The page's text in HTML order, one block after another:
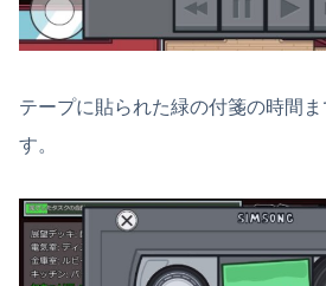
テープに貼られた緑の付箋の時間
す。